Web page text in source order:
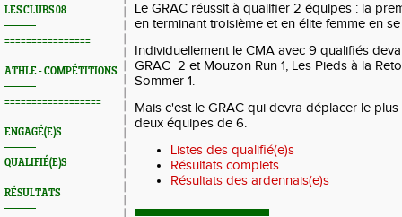
LES CLUBS 08
================
ATHLE - COMPÉTITIONS
==================
ENGAGÉ(E)S
QUALIFIÉ(E)S
RÉSULTATS
Le GRAC réussit à qualifier 2 équipes : la
en terminant troisième et en élite femme en
Individuellement le CMA avec 9 qualifiés
GRAC 2 et Mouzon Run 1, Les Pieds à la
Sommer 1.
Mais c'est le GRAC qui devra déplacer le
deux équipes de 6.
Listes des qualifié(e)s
Résultats complets
Résultats des ardennais(e)s